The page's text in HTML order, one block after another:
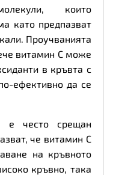
които
като предпазват
Проучванията
витамин C може
в кръвта с
ефективно да се
е често срещан
че витамин C
на кръвното
кръвно, така